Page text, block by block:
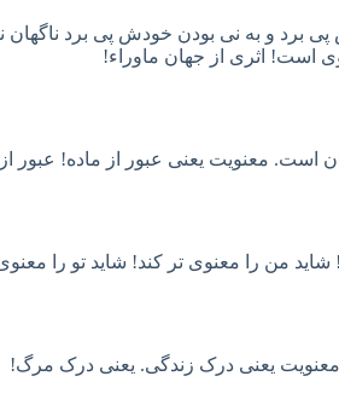
برد و به نی بودن خودش پی برد ناگهان
است! اثری از جهان ماوراء!
است. معنویت یعنی عبور از ماده!
شاید من را معنوی تر کند! شاید تو را
یعنی درک زندگی. یعنی درک مرگ!